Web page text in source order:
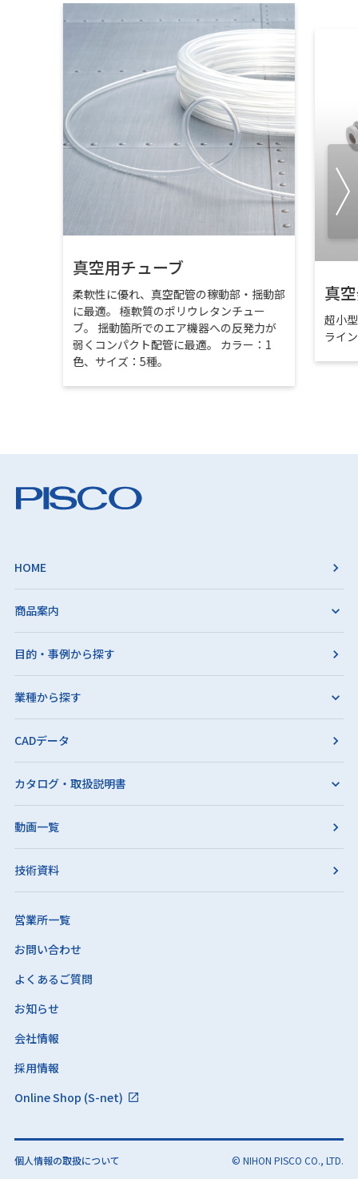
真空用チューブ
柔軟性に優れ、真空配管の稼動部・揺動部
に最適。 極軟質のポリウレタンチュー
ブ。 揺動箇所でのエア機器への反発力が
弱くコンパクト配管に最適。 カラー：1
色、サイズ：5種。
真
超小
ライ
HOME
商品案内
目的・事例から探す
業種から探す
CADデータ
カタログ・取扱説明書
動画一覧
技術資料
営業所一覧
お問い合わせ
よくあるご質問
お知らせ
会社情報
採用情報
Online Shop (S-net)
個人情報の取扱について © NIHON PISCO CO., LTD.